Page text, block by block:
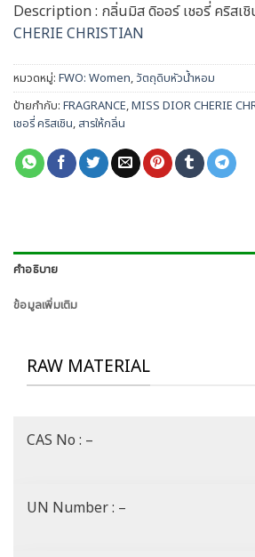
Description : กลิ่นมิส ดิออร์ เชอรี่ คริสเชิ
CHERIE CHRISTIAN
หมวดหมู่: FWO: Women, วัตถุดิบหัวน้ำหอม
ป้ายกำกับ: FRAGRANCE,MISS DIOR CHERIE
เชอรี่ คริสเชิน, สารให้กลิ่น
คำอธิบาย
ข้อมูลเพิ่มเติม
RAW MATERIAL
CAS No : –
UN Number : –